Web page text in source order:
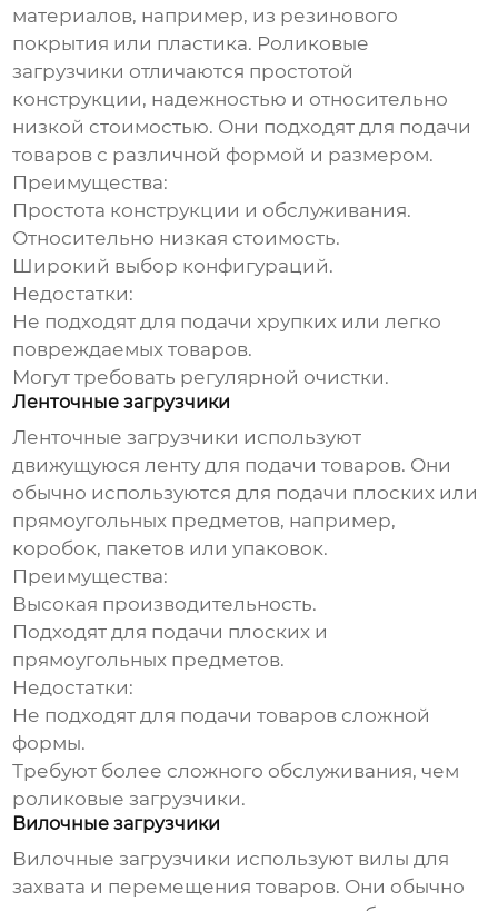
материалов, например, из резинового
покрытия или пластика. Роликовые
загрузчики отличаются простотой
конструкции, надежностью и относительно
низкой стоимостью. Они подходят для подачи
товаров с различной формой и размером.
Преимущества:
Простота конструкции и обслуживания.
Относительно низкая стоимость.
Широкий выбор конфигураций.
Недостатки:
Не подходят для подачи хрупких или легко
повреждаемых товаров.
Могут требовать регулярной очистки.
Ленточные загрузчики
Ленточные загрузчики используют
движущуюся ленту для подачи товаров. Они
обычно используются для подачи плоских или
прямоугольных предметов, например,
коробок, пакетов или упаковок.
Преимущества:
Высокая производительность.
Подходят для подачи плоских и
прямоугольных предметов.
Недостатки:
Не подходят для подачи товаров сложной
формы.
Требуют более сложного обслуживания, чем
роликовые загрузчики.
Вилочные загрузчики
Вилочные загрузчики используют вилы для
захвата и перемещения товаров. Они обычно